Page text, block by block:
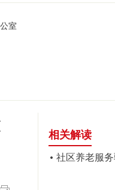
室
相关解读
社区养老服